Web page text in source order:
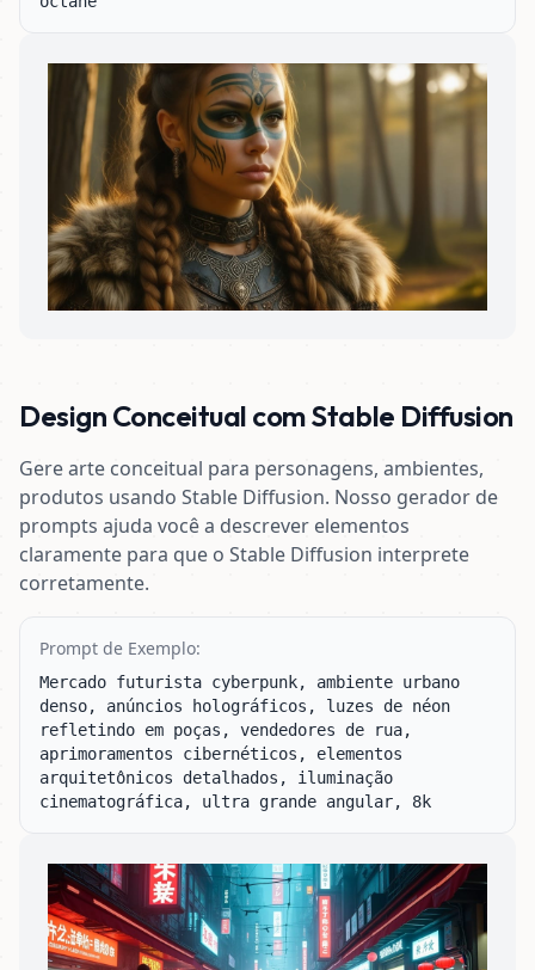
Design Conceitual com Stable Diffusion
Gere arte conceitual para personagens, ambientes,
produtos usando Stable Diffusion. Nosso gerador de
prompts ajuda você a descrever elementos
claramente para que o Stable Diffusion interprete
corretamente.
Prompt de Exemplo:
Mercado futurista cyberpunk, ambiente urbano
denso, anúncios holográficos, luzes de néon
refletindo em poças, vendedores de rua,
aprimoramentos cibernéticos, elementos
arquitetônicos detalhados, iluminação
cinematográfica, ultra grande angular, 8k